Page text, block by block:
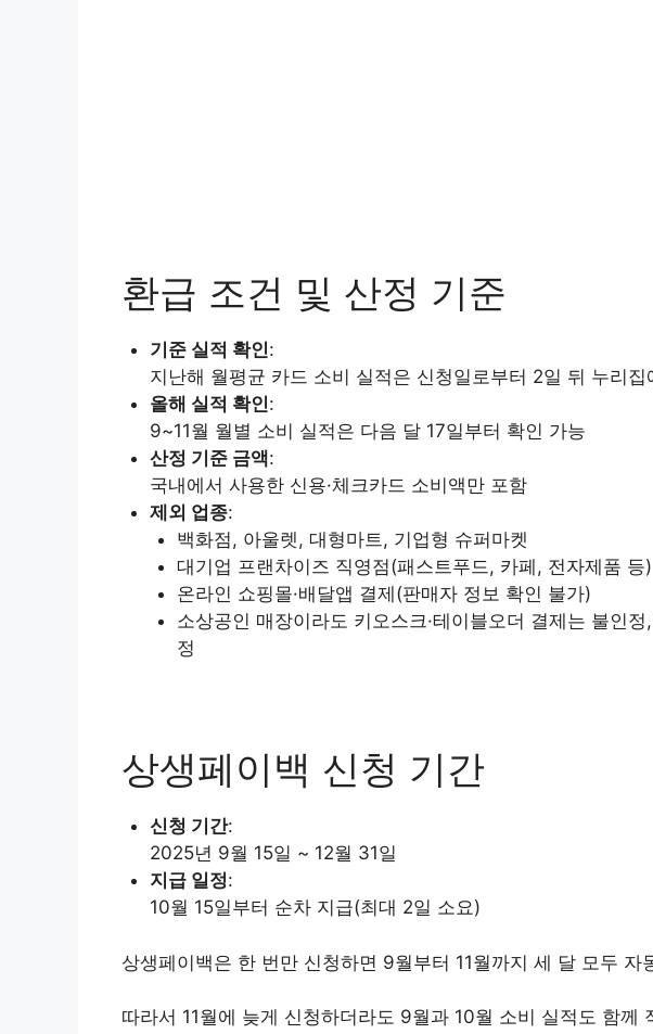
환급 조건 및 산정 기준
기준 실적 확인:
지난해 월평균 카드 소비 실적은 신청일로부터 2일 뒤 누리집
올해 실적 확인:
9~11월 월별 소비 실적은 다음 달 17일부터 확인 가능
산정 기준 금액:
국내에서 사용한 신용·체크카드 소비액만 포함
제외 업종:
백화점, 아울렛, 대형마트, 기업형 슈퍼마켓
대기업 프랜차이즈 직영점(패스트푸드, 카페, 전자제품 등)
온라인 쇼핑몰·배달앱 결제(판매자 정보 확인 불가)
소상공인 매장이라도 키오스크·테이블오더 결제는 불인
정
상생페이백 신청 기간
신청 기간:
2025년 9월 15일 ~ 12월 31일
지급 일정:
10월 15일부터 순차 지급(최대 2일 소요)
상생페이백은 한 번만 신청하면 9월부터 11월까지 세 달 모두 자
따라서 11월에 늦게 신청하더라도 9월과 10월 소비 실적도 함께